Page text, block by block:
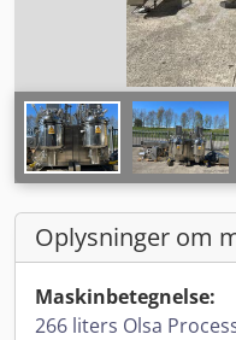
Oplysninger om
Maskinbetegnelse:
266 liters Olsa